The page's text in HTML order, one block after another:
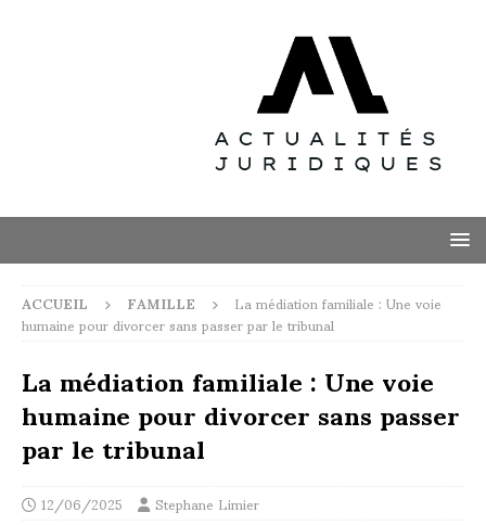
ACCUEIL FAMILLE La médiation familiale : Une voie
humaine pour divorcer sans passer par le tribunal
La médiation familiale : Une voie
humaine pour divorcer sans passer
par le tribunal
12/06/2025 Stephane Limier